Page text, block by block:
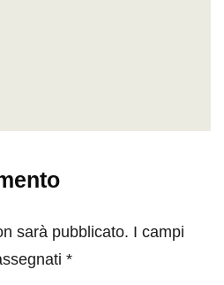
sarà pubblicato. I campi
*